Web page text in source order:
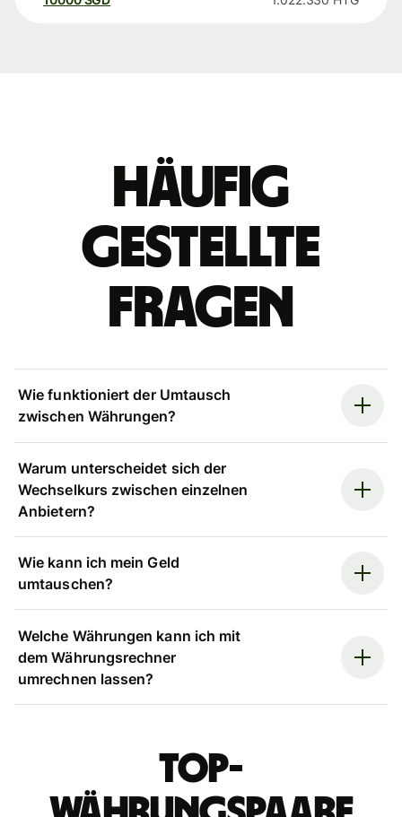
Häufig
gestellte
Fragen
Wie funktioniert der Umtausch
zwischen Währungen?
Warum unterscheidet sich der
Wechselkurs zwischen einzelnen
Anbietern?
Wie kann ich mein Geld
umtauschen?
Welche Währungen kann ich mit
dem Währungsrechner
umrechnen lassen?
Top-